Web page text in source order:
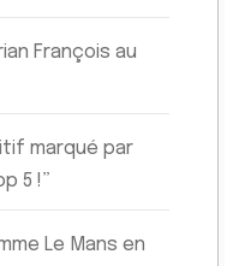
François au
marqué par
5 !”
Le Mans en